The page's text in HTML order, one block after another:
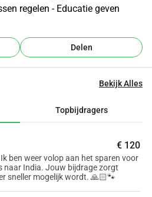
regelen - Educatie geven
Delen
Bekijk Alles
Topbijdragers
€ 120
ben weer volop aan het sparen voor
naar India. Jouw bijdrage zorgt
sneller mogelijk wordt. 🙏🏻🐾